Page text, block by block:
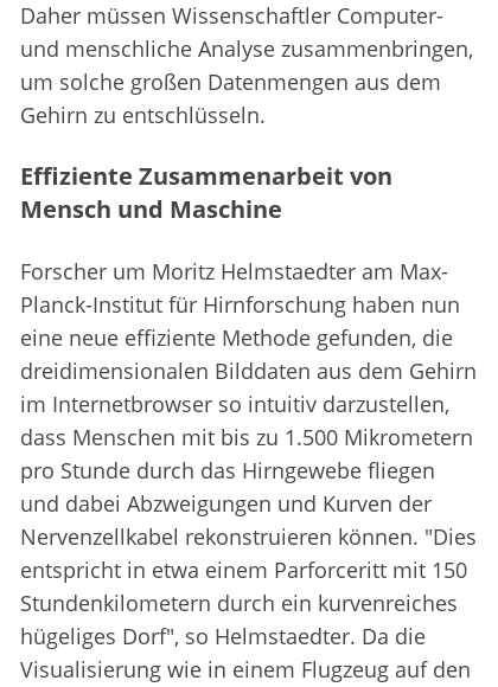
Daher müssen Wissenschaftler Computer-
und menschliche Analyse zusammenbringen,
um solche großen Datenmengen aus dem
Gehirn zu entschlüsseln.
Effiziente Zusammenarbeit von
Mensch und Maschine
Forscher um Moritz Helmstaedter am Max-
Planck-Institut für Hirnforschung haben nun
eine neue effiziente Methode gefunden, die
dreidimensionalen Bilddaten aus dem Gehirn
im Internetbrowser so intuitiv darzustellen,
dass Menschen mit bis zu 1.500 Mikrometern
pro Stunde durch das Hirngewebe fliegen
und dabei Abzweigungen und Kurven der
Nervenzellkabel rekonstruieren können. "Dies
entspricht in etwa einem Parforceritt mit 150
Stundenkilometern durch ein kurvenreiches
hügeliges Dorf", so Helmstaedter. Da die
Visualisierung wie in einem Flugzeug auf den